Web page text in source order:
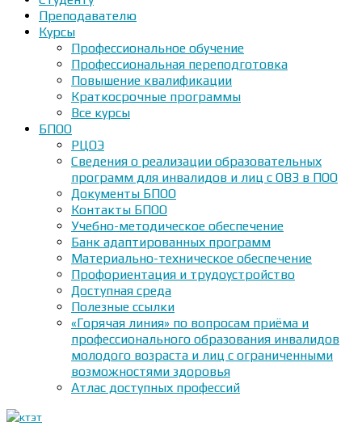
Преподавателю
Курсы
Профессиональное обучение
Профессиональная переподготовка
Повышение квалификации
Краткосрочные программы
Все курсы
БПОО
РЦОЭ
Сведения о реализации образовательных
программ для инвалидов и лиц с ОВЗ в ПОО
Документы БПОО
Контакты БПОО
Учебно-методическое обеспечение
Банк адаптированных программ
Материально-техническое обеспечение
Профориентация и трудоустройство
Доступная среда
Полезные ссылки
«Горячая линия» по вопросам приёма и
профессионального образования инвалидов
молодого возраста и лиц с ограниченными
возможностями здоровья
Атлас доступных профессий